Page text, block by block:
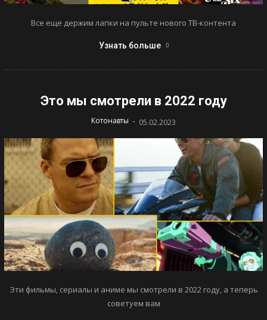
Все еще держим лапки на пульте нового ТВ-контента
Узнать больше
Это мы смотрели в 2022 году
Котонавты - 05.02.2023
Эти фильмы, сериалы и аниме мы смотрели в 2022 году, а теперь
советуем вам